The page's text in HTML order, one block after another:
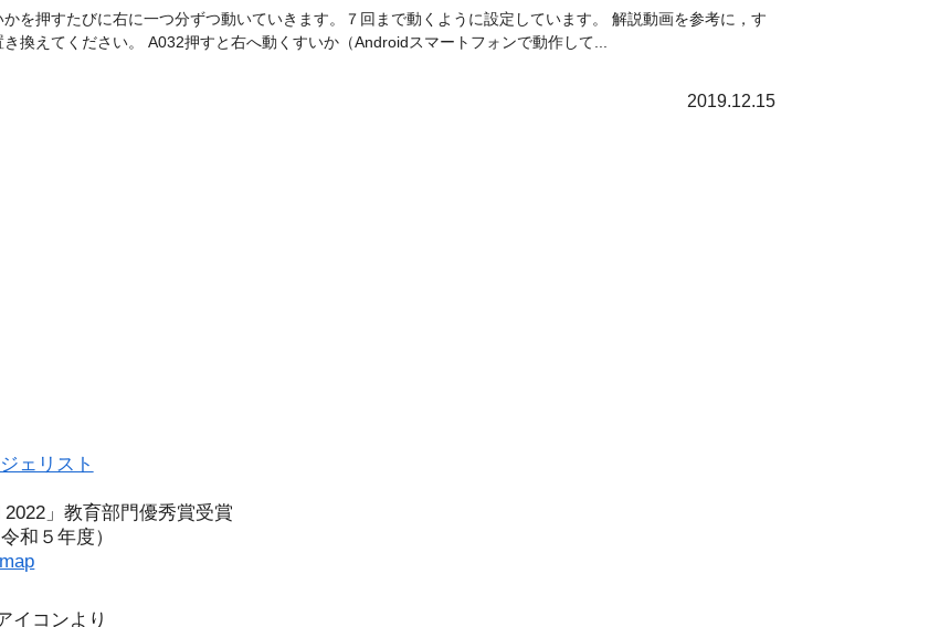
かを押すたびに右に一つ分ずつ動いていきます。７回まで動くように設定しています。 解説動画を参考に，す
換えてください。 A032押すと右へ動くすいか（Androidスマートフォンで動作して...
2019.12.15
ェリスト
」教育部門優秀賞受賞
和５年度）
イコンより